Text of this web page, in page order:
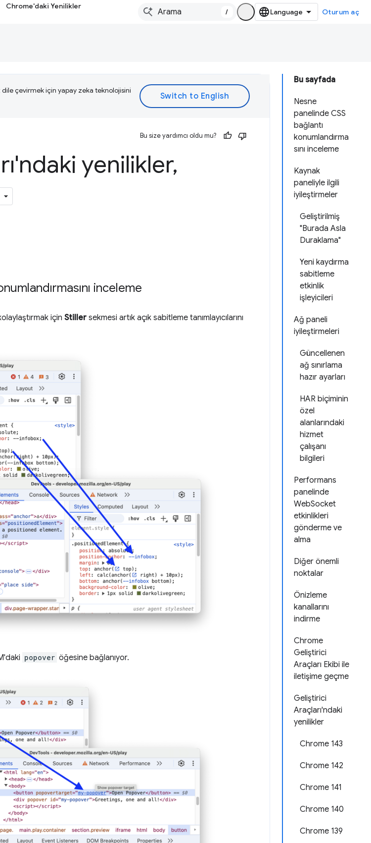
Chrome'daki Yenilikler
/ Oturum aç
Bu sayfada
Nesne
panelinde CSS
bağlantı
konumlandırma
sını inceleme
Kaynak
paneliyle ilgili
iyileştirmeler
Geliştirilmiş
"Burada Asla
Duraklama"
Yeni kaydırma
sabitleme
etkinlik
işleyicileri
Ağ paneli
iyileştirmeleri
Güncellenen
ağ sınırlama
hazır ayarları
HAR biçiminin
özel
alanlarındaki
hizmet
çalışanı
bilgileri
Performans
panelinde
WebSocket
etkinlikleri
gönderme ve
alma
Diğer önemli
noktalar
Önizleme
kanallarını
indirme
Chrome
Geliştirici
Araçları Ekibi ile
iletişime geçme
Geliştirici
Araçları'ndaki
yenilikler
Chrome 143
Chrome 142
Chrome 141
Chrome 140
Chrome 139
çevirmek için yapay zeka teknolojisini
Bu size yardımcı oldu mu?
yenilikler,
inceleme
için Stiller sekmesi artık açık sabitleme tanımlayıcılarını
popover öğesine bağlanıyor.